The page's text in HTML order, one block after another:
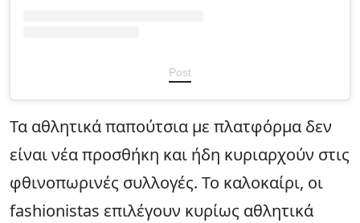
Post
Τα αθλητικά παπούτσια με πλατφόρμα δεν
είναι νέα προσθήκη και ήδη κυριαρχούν στις
φθινοπωρινές συλλογές. Το καλοκαίρι, οι
fashionistas επιλέγουν κυρίως αθλητικά